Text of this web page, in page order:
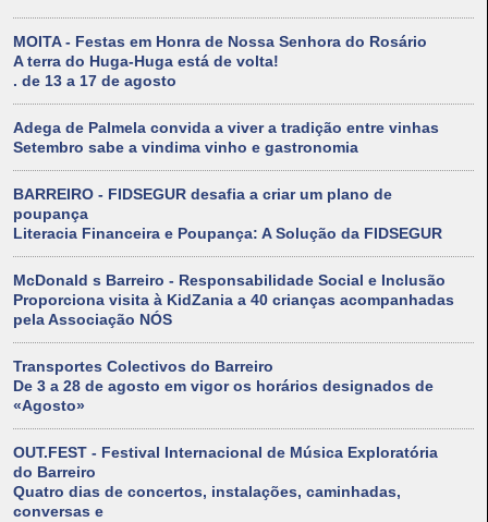
MOITA - Festas em Honra de Nossa Senhora do Rosário
A terra do Huga-Huga está de volta!
. de 13 a 17 de agosto
Adega de Palmela convida a viver a tradição entre vinhas
Setembro sabe a vindima vinho e gastronomia
BARREIRO - FIDSEGUR desafia a criar um plano de
poupança
Literacia Financeira e Poupança: A Solução da FIDSEGUR
McDonald s Barreiro - Responsabilidade Social e Inclusão
Proporciona visita à KidZania a 40 crianças acompanhadas
pela Associação NÓS
Transportes Colectivos do Barreiro
De 3 a 28 de agosto em vigor os horários designados de
«Agosto»
OUT.FEST - Festival Internacional de Música Exploratória
do Barreiro
Quatro dias de concertos, instalações, caminhadas,
conversas e